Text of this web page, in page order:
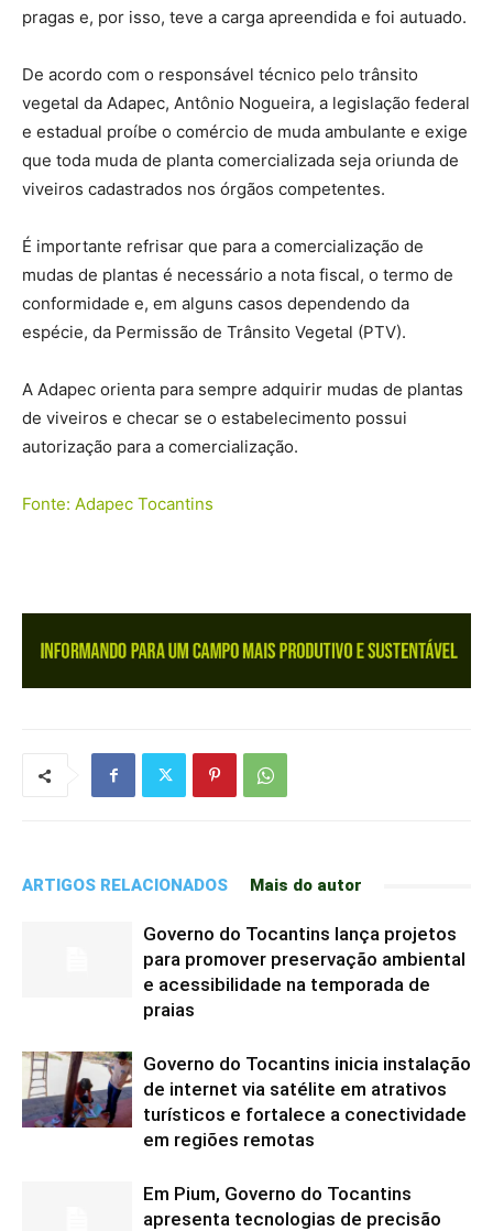
pragas e, por isso, teve a carga apreendida e foi autuado.
De acordo com o responsável técnico pelo trânsito
vegetal da Adapec, Antônio Nogueira, a legislação federal
e estadual proíbe o comércio de muda ambulante e exige
que toda muda de planta comercializada seja oriunda de
viveiros cadastrados nos órgãos competentes.
É importante refrisar que para a comercialização de
mudas de plantas é necessário a nota fiscal, o termo de
conformidade e, em alguns casos dependendo da
espécie, da Permissão de Trânsito Vegetal (PTV).
A Adapec orienta para sempre adquirir mudas de plantas
de viveiros e checar se o estabelecimento possui
autorização para a comercialização.
Fonte: Adapec Tocantins
ARTIGOS RELACIONADOS Mais do autor
Governo do Tocantins lança projetos
para promover preservação ambiental
e acessibilidade na temporada de
praias
Governo do Tocantins inicia instalação
de internet via satélite em atrativos
turísticos e fortalece a conectividade
em regiões remotas
Em Pium, Governo do Tocantins
apresenta tecnologias de precisão